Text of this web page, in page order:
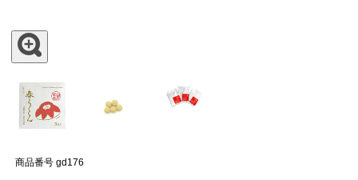
商品番号 gd176